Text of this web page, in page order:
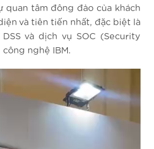
quan tâm đông đảo của khách
và tiên tiến nhất, đặc biệt là
và dịch vụ SOC (Security
nghệ IBM.